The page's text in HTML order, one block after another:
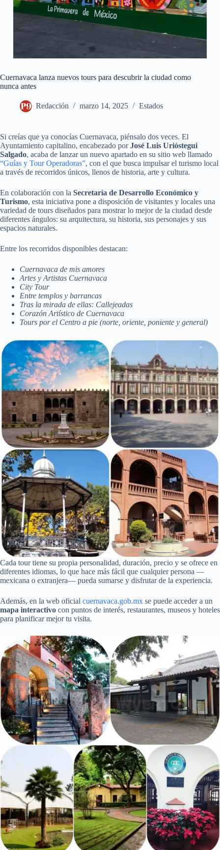
Cuernavaca lanza nuevos tours para descubrir la ciudad como
nunca antes
Redacción marzo 14, 2025 Estados
Si creías que ya conocías Cuernavaca, piénsalo dos veces. El
Ayuntamiento capitalino, encabezado porJosé Luis Urióstegui
Salgado, acaba de lanzar un nuevo apartado en su sitio web llamado
“Guías y Tour Operadoras”, con el que busca impulsar el turismo local
a través de recorridos únicos, llenos de historia, arte y cultura.
En colaboración con la Secretaría de Desarrollo Económico y
Turismo, esta iniciativa pone a disposición de visitantes y locales una
variedad de tours diseñados para mostrar lo mejor de la ciudad desde
diferentes ángulos: su arquitectura, su historia, sus personajes y sus
espacios naturales.
Entre los recorridos disponibles destacan:
Cuernavaca de mis amores
Artes y Artistas Cuernavaca
City Tour
Entre templos y barrancas
Tras la mirada de ellas: Callejeadas
Corazón Artístico de Cuernavaca
Tours por el Centro a pie (norte, oriente, poniente y general)
Cada tour tiene su propia personalidad, duración, precio y se ofrece en
diferentes idiomas, lo que hace más fácil que cualquier persona —
mexicana o extranjera— pueda sumarse y disfrutar de la experiencia.
Además, en la web oficial cuernavaca.gob.mx se puede acceder a un
mapa interactivo con puntos de interés, restaurantes, museos y hoteles
para planificar mejor tu visita.